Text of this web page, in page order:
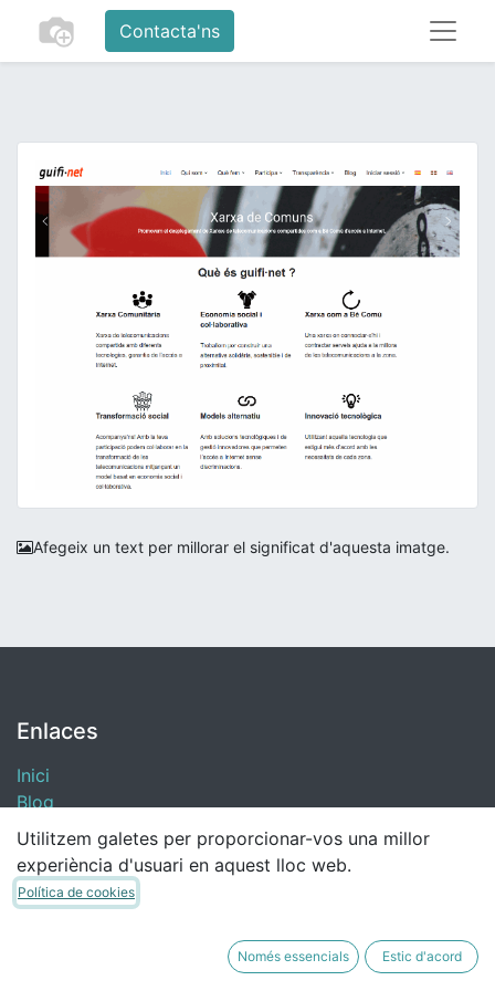
Contacta'ns
Afegeix un text per millorar el significat d'aquesta imatge.
Enlaces
Inici
Blog
​Donacions
Política de Privacidad
Fundació guifi.net
Utilitzem galetes per proporcionar-vos una millor
experiència d'usuari en aquest lloc web.
Política de cookies
Només essencials Estic d'acord